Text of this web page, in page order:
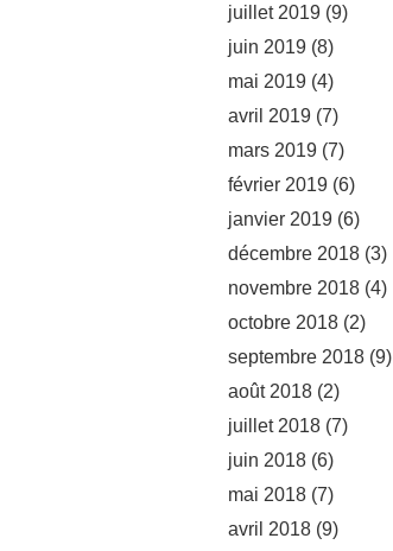
juillet 2019 (9)
juin 2019 (8)
mai 2019 (4)
avril 2019 (7)
mars 2019 (7)
février 2019 (6)
janvier 2019 (6)
décembre 2018 (3)
novembre 2018 (4)
octobre 2018 (2)
septembre 2018 (9)
août 2018 (2)
juillet 2018 (7)
juin 2018 (6)
mai 2018 (7)
avril 2018 (9)